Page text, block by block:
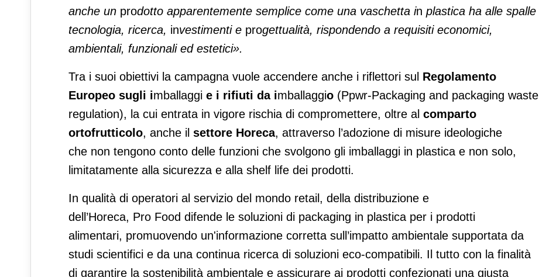
anche un prodotto apparentemente semplice come una vaschetta in plastica ha alle spalle
tecnologia, ricerca, investimenti e progettualità, rispondendo a requisiti economici,
ambientali, funzionali ed estetici».
Tra i suoi obiettivi la campagna vuole accendere anche i riflettori sul Regolamento
Europeo sugli imballaggi e i rifiuti da imballaggio (Ppwr-Packaging and packaging waste
regulation), la cui entrata in vigore rischia di compromettere, oltre al comparto
ortofrutticolo, anche il settore Horeca, attraverso l’adozione di misure ideologiche
che non tengono conto delle funzioni che svolgono gli imballaggi in plastica e non solo,
limitatamente alla sicurezza e alla shelf life dei prodotti.
In qualità di operatori al servizio del mondo retail, della distribuzione e
dell’Horeca, Pro Food difende le soluzioni di packaging in plastica per i prodotti
alimentari, promuovendo un'informazione corretta sull’impatto ambientale supportata da
studi scientifici e da una continua ricerca di soluzioni eco-compatibili. Il tutto con la finalità
di garantire la sostenibilità ambientale e assicurare ai prodotti confezionati una giusta